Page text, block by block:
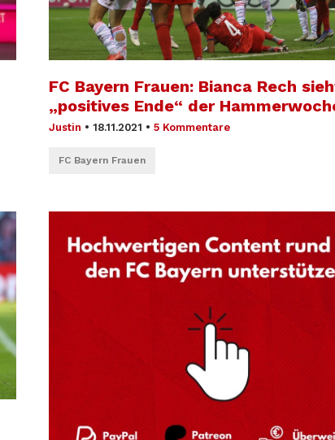
FC Bayern Frauen: Bianca Rech
„positives Ende“ der
Justin • 18.11.2021 • 5 Kommentare
FC Bayern Frauen